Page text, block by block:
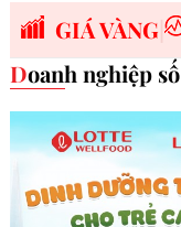
GIÁ VÀNG
Doanh nghiệp số